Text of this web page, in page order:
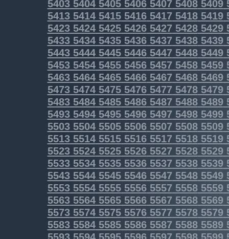
5403540454055406540754085409
5413541454155416541754185419
5423542454255426542754285429
5433543454355436543754385439
5443544454455446544754485449
5453545454555456545754585459
5463546454655466546754685469
54735474547554765477 54785479
54835484548554865487 54885489
54935494549554965497 54985499
55035504550555065507 55085509
55135514551555165517 55185519
5523552455255526552755285529
55335534553555365537 55385539
55435544554555465547 55485549
55535554555555565557 55585559
55635564556555665567 55685569
55735574557555765577 55785579
55835584558555865587 55885589